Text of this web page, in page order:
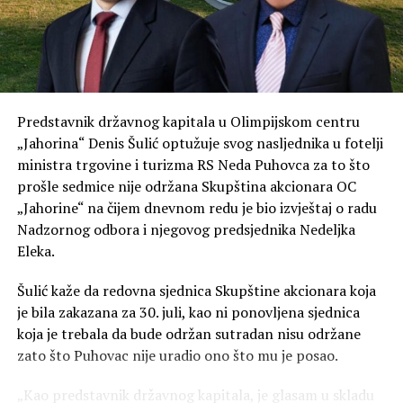
vozilo, jer će obilaziti više biračkih mjesta i pružati
tehničku podršku na terenu. Posao podrazumijeva rad sa
Smartmatic opremom
podrške na biračkim mjestima, pomoć članovima biračkih
odbora pri korištenju Smartmatic opreme, prijavljivanje
eventualnih problema i komunikaciju sa nadležnim
službama tokom izbornog dana.
Prema oglasu, 3. oktobar biće rezervisan za instalaciju i
pripremu biračkih mjesta, dok će 4. oktobra angažovani
ranih jutarnjih časova do zatvaranja biračkih mjesta.
Prijave za obje pozicije otvorene su do 27. avgusta, a
poslodavac navodi da će kontaktirati samo kandidate koji
Predstavnik državnog kapitala u Olimpijskom centru
„Jahorina“ Denis Šulić optužuje svog nasljednika u fotelji
ministra trgovine i turizma RS Neda Puhovca za to što
prošle sedmice nije održana Skupština akcionara OC
„Jahorine“ na čijem dnevnom redu je bio izvještaj o radu
Nadzornog odbora i njegovog predsjednika Nedeljka
Eleka.
Šulić kaže da redovna sjednica Skupštine akcionara koja
je bila zakazana za 30. juli, kao ni ponovljena sjednica
koja je trebala da bude održan sutradan nisu održane
zato što Puhovac nije uradio ono što mu je posao.
„Kao predstavnik državnog kapitala, je glasam u skladu